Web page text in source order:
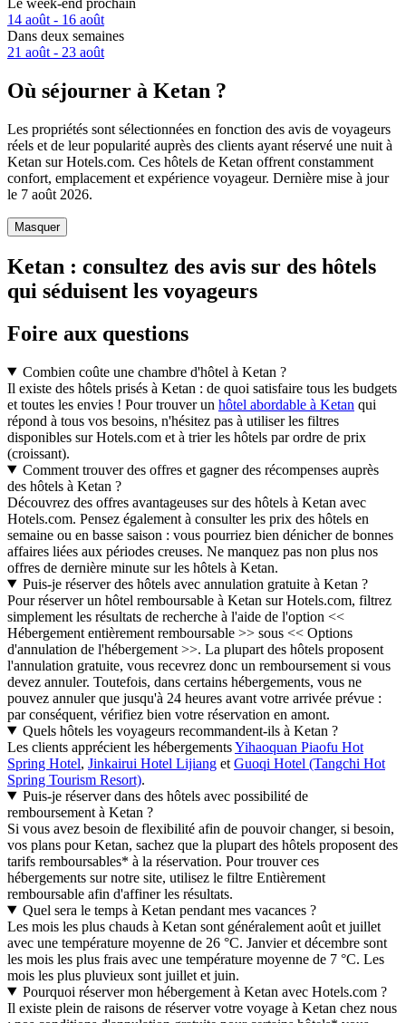
Le week-end prochain
14 août - 16 août
Dans deux semaines
21 août - 23 août
Où séjourner à Ketan ?
Les propriétés sont sélectionnées en fonction des avis de voyageurs
réels et de leur popularité auprès des clients ayant réservé une nuit à
Ketan sur Hotels.com. Ces hôtels de Ketan offrent constamment
confort, emplacement et expérience voyageur. Dernière mise à jour
le 7 août 2026.
Masquer
Ketan : consultez des avis sur des hôtels
qui séduisent les voyageurs
Foire aux questions
Combien coûte une chambre d'hôtel à Ketan ?
Il existe des hôtels prisés à Ketan : de quoi satisfaire tous les budgets
et toutes les envies ! Pour trouver un hôtel abordable à Ketan qui
répond à tous vos besoins, n'hésitez pas à utiliser les filtres
disponibles sur Hotels.com et à trier les hôtels par ordre de prix
(croissant).
Comment trouver des offres et gagner des récompenses auprès
des hôtels à Ketan ?
Découvrez des offres avantageuses sur des hôtels à Ketan avec
Hotels.com. Pensez également à consulter les prix des hôtels en
semaine ou en basse saison : vous pourriez bien dénicher de bonnes
affaires liées aux périodes creuses. Ne manquez pas non plus nos
offres de dernière minute sur les hôtels à Ketan.
Puis-je réserver des hôtels avec annulation gratuite à Ketan ?
Pour réserver un hôtel remboursable à Ketan sur Hotels.com, filtrez
simplement les résultats de recherche à l'aide de l'option <<
Hébergement entièrement remboursable >> sous << Options
d'annulation de l'hébergement >>. La plupart des hôtels proposent
l'annulation gratuite, vous recevrez donc un remboursement si vous
devez annuler. Toutefois, dans certains hébergements, vous ne
pouvez annuler que jusqu'à 24 heures avant votre arrivée prévue :
par conséquent, vérifiez bien votre réservation en amont.
Quels hôtels les voyageurs recommandent-ils à Ketan ?
Les clients apprécient les hébergementsYihaoquan Piaofu Hot
Spring Hotel, Jinkairui Hotel Lijiang et Guoqi Hotel (Tangchi Hot
Spring Tourism Resort).
Puis-je réserver dans des hôtels avec possibilité de
remboursement à Ketan ?
Si vous avez besoin de flexibilité afin de pouvoir changer, si besoin,
vos plans pour Ketan, sachez que la plupart des hôtels proposent des
tarifs remboursables* à la réservation. Pour trouver ces
hébergements sur notre site, utilisez le filtre Entièrement
remboursable afin d'affiner les résultats.
Quel sera le temps à Ketan pendant mes vacances ?
Les mois les plus chauds à Ketan sont généralement août et juillet
avec une température moyenne de 26 °C. Janvier et décembre sont
les mois les plus frais avec une température moyenne de 7 °C. Les
mois les plus pluvieux sont juillet et juin.
Pourquoi réserver mon hébergement à Ketan avec Hotels.com ?
Il existe plein de raisons de réserver votre voyage à Ketan chez nous